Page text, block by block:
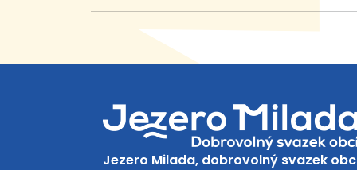
Jezero Milada, dobrovolný svazek